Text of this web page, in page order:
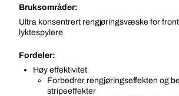
Bruksområder:
Ultra konsentrert rengjøringsvæske for
lyktespylere
Fordeler:
Høy effektivitet
Forbedrer rengjøringseffekten og
stripeeffekter